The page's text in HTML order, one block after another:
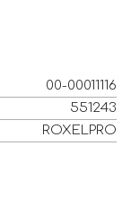
00-00011116
551243
ROXELPRO